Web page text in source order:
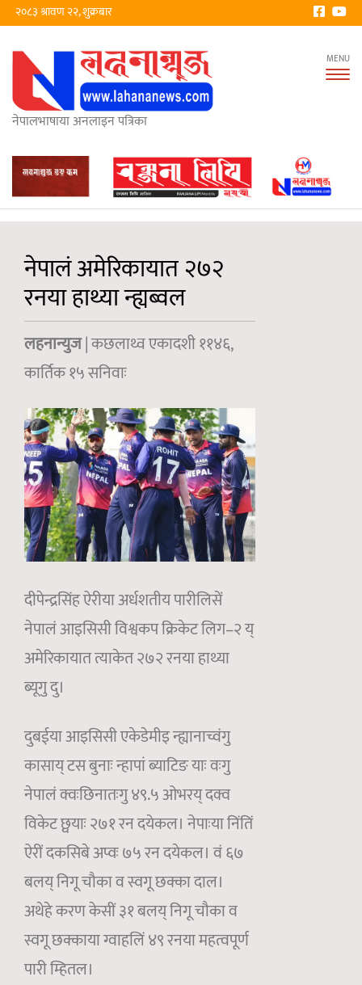
२०८३ श्रावण २२, शुक्रबार
नेपालभाषाया अनलाइन पत्रिका
नेपालं अमेरिकायात २७२
रनया हाथ्या न्ह्यब्वल
लहनान्युज| कछलाथ्व एकादशी ११४६,
कार्तिक १५ सनिवाः
दीपेन्द्रसिंह ऐरीया अर्धशतीय पारीलिसें
नेपालं आइसिसी विश्वकप क्रिकेट लिग–२ य्
अमेरिकायात त्याकेत २७२ रनया हाथ्या
ब्यूगु दु।
दुबईया आइसिसी एकेडेमीइ न्ह्यानाच्वंगु
कासाय् टस बुनाः न्हापां ब्याटिङ याः वःगु
नेपालं क्वःछिनातःगु ४९.५ ओभरय् दक्व
विकेट छ्वयाः २७१ रन दयेकल। नेपाःया निंतिं
ऐरीं दकसिबे अप्वः ७५ रन दयेकल। वं ६७
बलय् निगू चौका व स्वगू छक्का दाल।
अथेहे करण केसीं ३१ बलय् निगू चौका व
स्वगू छक्काया ग्वाहलिं ४९ रनया महत्वपूर्ण
पारी म्हितल।